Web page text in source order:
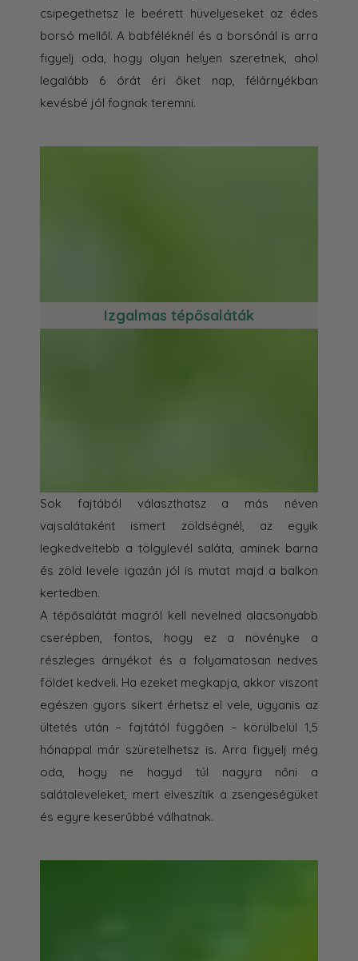
csipegethetsz le beérett hüvelyeseket az édes
borsó mellől. A babféléknél és a borsónál is arra
figyelj oda, hogy olyan helyen szeretnek, ahol
legalább 6 órát éri őket nap, félárnyékban
kevésbé jól fognak teremni.
Izgalmas tépősaláták
Sok fajtából választhatsz a más néven
vajsalátaként ismert zöldségnél, az egyik
legkedveltebb a tölgylevél saláta, aminek barna
és zöld levele igazán jól is mutat majd a balkon
kertedben.
A tépősalátát magról kell nevelned alacsonyabb
cserépben, fontos, hogy ez a növényke a
részleges árnyékot és a folyamatosan nedves
földet kedveli. Ha ezeket megkapja, akkor viszont
egészen gyors sikert érhetsz el vele, ugyanis az
ültetés után – fajtától függően – körülbelül 1,5
hónappal már szüretelhetsz is. Arra figyelj még
oda, hogy ne hagyd túl nagyra nőni a
salátaleveleket, mert elveszítik a zsengeségüket
és egyre keserűbbé válhatnak.